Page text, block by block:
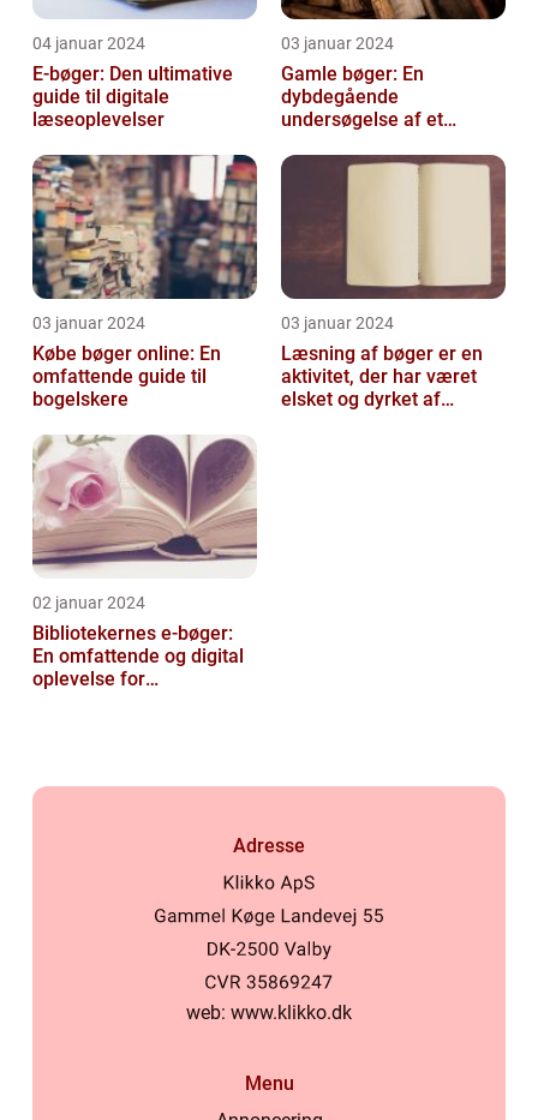
04 januar 2024
E-bøger: Den ultimative
guide til digitale
læseoplevelser
03 januar 2024
Gamle bøger: En
dybdegående
undersøgelse af et
03 januar 2024
Købe bøger online: En
omfattende guide til
bogelskere
03 januar 2024
Læsning af bøger er en
aktivitet, der har været
elsket og dyrket af
02 januar 2024
Bibliotekernes e-bøger:
En omfattende og digital
oplevelse for
Adresse
web: www.klikko.dk
Menu